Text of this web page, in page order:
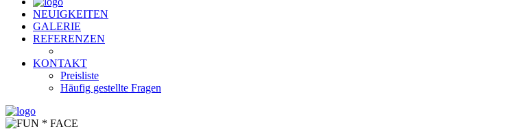
NEUIGKEITEN
GALERIE
REFERENZEN
KONTAKT
Preisliste
Häufig gestellte Fragen